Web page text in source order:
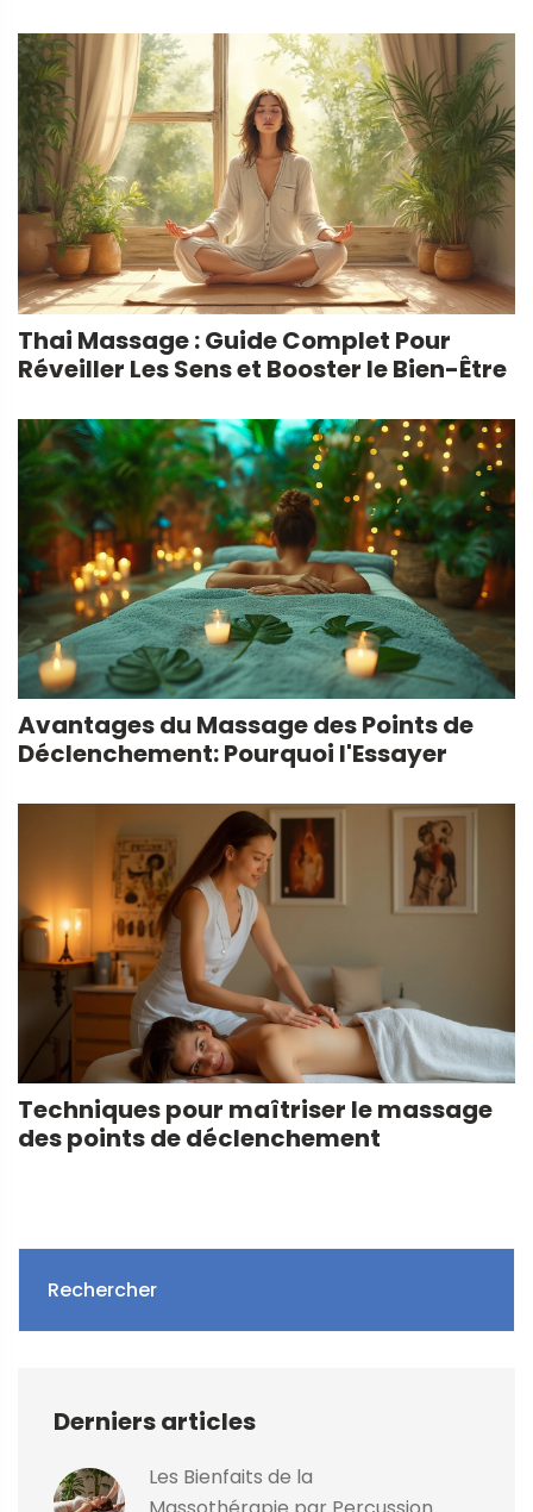
Thai Massage : Guide Complet Pour
Réveiller Les Sens et Booster le Bien-Être
Avantages du Massage des Points de
Déclenchement: Pourquoi l'Essayer
Techniques pour maîtriser le massage
des points de déclenchement
Rechercher
Derniers articles
Les Bienfaits de la